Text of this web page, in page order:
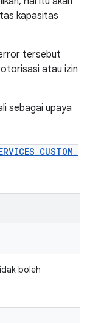
kapasitas
tersebut
atau izin
sebagai upaya
boleh